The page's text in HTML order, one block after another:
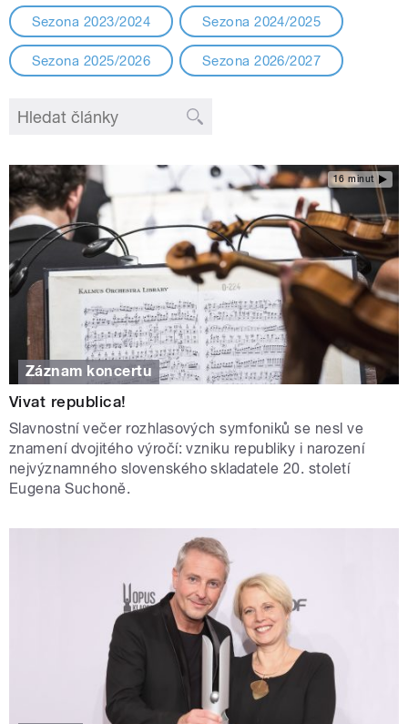
Sezona 2023/2024 Sezona 2024/2025
Sezona 2025/2026 Sezona 2026/2027
16 minut
Záznam koncertu
Vivat republica!
Slavnostní večer rozhlasových symfoniků se nesl ve
znamení dvojitého výročí: vzniku republiky i narození
nejvýznamného slovenského skladatele 20. století
Eugena Suchoně.